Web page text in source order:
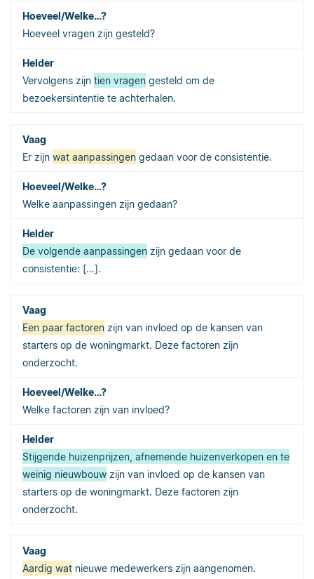
Hoeveel vragen zijn gesteld?
Vervolgens zijn tien vragen gesteld om de
bezoekersintentie te achterhalen.
Er zijn wat aanpassingen gedaan voor de consistentie.
Welke aanpassingen zijn gedaan?
De volgende aanpassingen zijn gedaan voor de
consistentie: […].
Een paar factoren zijn van invloed op de kansen van
starters op de woningmarkt. Deze factoren zijn
onderzocht.
Welke factoren zijn van invloed?
Stijgende huizenprijzen, afnemende huizenverkopen en te
weinig nieuwbouw zijn van invloed op de kansen van
starters op de woningmarkt. Deze factoren zijn
onderzocht.
Aardig wat nieuwe medewerkers zijn aangenomen.